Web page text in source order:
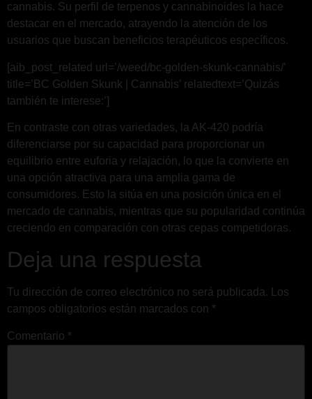
cannabis. Su perfil de terpenos y cannabinoides la hace
destacar en el mercado, atrayendo la atención de los
usuarios que buscan beneficios terapéuticos específicos.
[aib_post_related url=’/weed/bc-golden-skunk-cannabis/’
title=’BC Golden Skunk | Cannabis’ relatedtext=’Quizás
también te interese:’]
En contraste con otras variedades, la AK-420 podría
diferenciarse por su capacidad para proporcionar un
equilibrio entre euforia y relajación, lo que la convierte en
una opción atractiva para una amplia gama de
consumidores. Esto la sitúa en una posición única en el
mercado de cannabis, mientras que su popularidad continúa
creciendo en comparación con otras cepas competidoras.
Deja una respuesta
Tu dirección de correo electrónico no será publicada.
Los
campos obligatorios están marcados con *
Comentario *